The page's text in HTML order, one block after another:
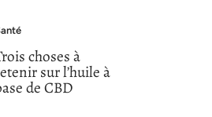
choses à
sur l’huile à
de CBD